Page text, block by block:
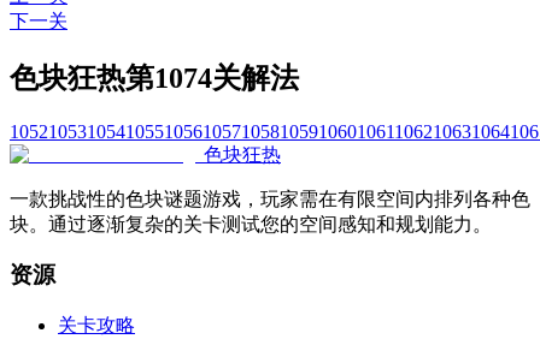
下一关
色块狂热第1074关解法
1052105310541055105610571058105910601061106210631064
色块狂热
一款挑战性的色块谜题游戏，玩家需在有限空间内排列各种色
块。通过逐渐复杂的关卡测试您的空间感知和规划能力。
资源
关卡攻略